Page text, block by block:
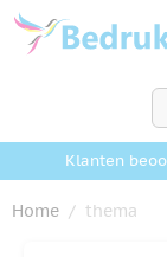
Ga naar de inhoud
Klanten
Home / thema